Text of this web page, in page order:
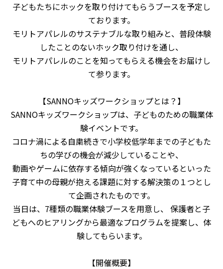
子どもたちにホックを取り付けてもらうブースを予定し
ております。
モリトアパレルのサステナブルな取り組みと、普段体験
したことのないホック取り付けを通し、
モリトアパレルのことを知ってもらえる機会をお届けし
て参ります。
【SANNOキッズワークショップとは？】
SANNOキッズワークショップは、⼦どものための職業体
験イベントです。
コロナ渦による⾃粛続きで⼩学校低学年までの⼦どもた
ちの学びの機会が減少していることや、
動画やゲームに依存する傾向が強くなっているといった
子育て中の母親が抱える課題に対する解決策の１つとし
て企画されたものです。
当日は、7種類の職業体験ブースを⽤意し、 保護者と⼦
どもへのヒアリングから最適なプログラムを提案し、 体
験してもらいます。
【開催概要】